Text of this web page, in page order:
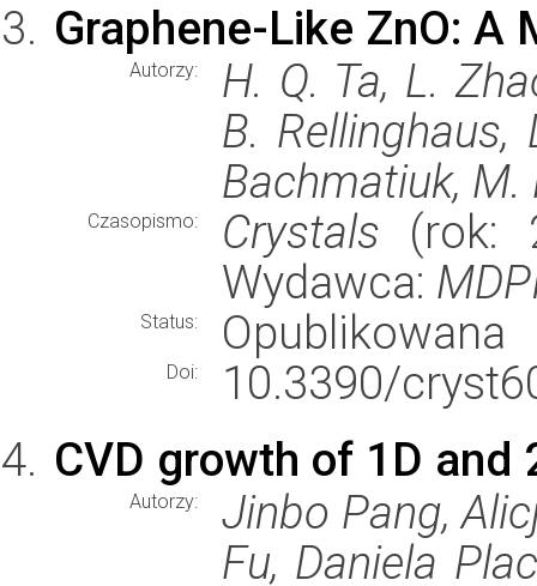
Graphene-Like ZnO: A
Autorzy:
H. Q. Ta, L.
B. Rellinghaus,
Bachmatiuk, M.
Czasopismo: Crystals (rok:
Wydawca:
Status: Opublikowana
Doi:
10.3390/
CVD growth of 1D and
Autorzy:
Jinbo Pang,
Fu, Daniela